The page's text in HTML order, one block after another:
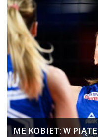
ME KOBIET: W